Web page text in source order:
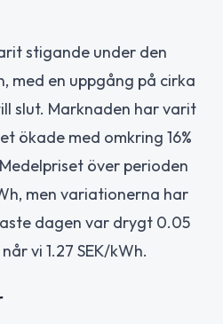
stigande under den
med en uppgång på cirka
slut. Marknaden har varit
ökade med omkring 16%
över perioden
men variationerna har
dagen var drygt 0.05
vi 1.27 SEK/kWh.